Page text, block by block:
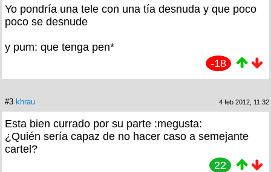
Yo pondría una tele con una tía desnuda y que poco
poco se desnude
y pum: que tenga pen*
-18
#3 khrau 4 feb 2012, 11:32
Esta bien currado por su parte :megusta:
¿Quién sería capaz de no hacer caso a semejante
cartel?
22